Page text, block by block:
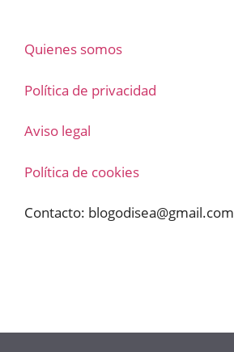
Quienes somos
Política de privacidad
Aviso legal
Política de cookies
Contacto: blogodisea@gmail.com